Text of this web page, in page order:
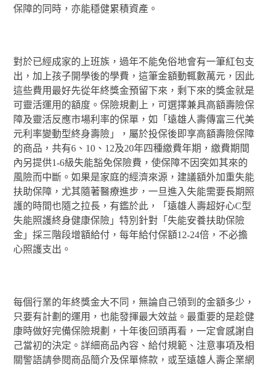
保障的同時，亦能穩健累積資產。
對於已經成家的上班族，過年不能免俗地會有一筆紅包支
出，加上孩子開學後的學費，這筆金額動輒數萬元，因此
這些費用最好先從年終獎金預留下來，剩下來的獎金就是
可靈活運用的額度。保險規劃上，可選擇兼具高額壽險保
障及靈活反應市場利率的保單，如「遠雄人壽傳富三代美
元利率變動型終身壽險」，屬於投保後即享高額壽險保障
的商品，共有6、10、12及20年四種繳費年期，繳費期間
內另提供1-6級失能豁免保險費，使保障不因突如其來的
風險而中斷。如果是家庭的經濟來源，建議額外加重失能
扶助保障，尤其隨著醫療進步，一旦進入失能需要長期照
護的時間也隨之拉長，有鑑於此，「遠雄人壽超好心C型
失能照護終身健康保險」特別針對「失能安養扶助保險
金」採三階段增額給付，每年給付保額12-24倍，不必擔
心照護支出。
每個行業的年終獎金大不同，無論自己領到的金額多少，
只要有計劃的運用，也能發揮最大效益。最重要的是趁健
康時做好完備保險規劃，十年後回頭再看，一定會感謝自
己當初的決定。詳細商品內容、給付規範、注意事項及相
關警語請參閱商品簡介及保單條款，或至遠雄人壽企業網